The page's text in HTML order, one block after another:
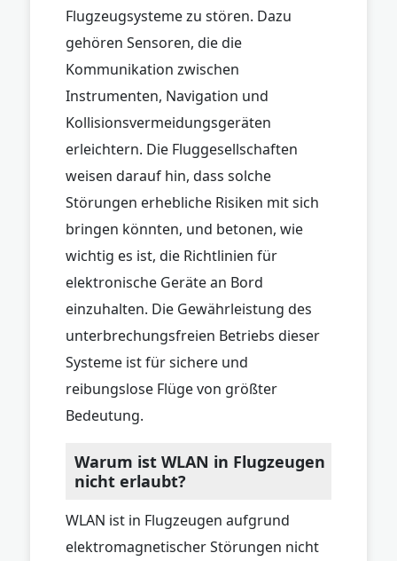
Flugzeugsysteme zu stören. Dazu
gehören Sensoren, die die
Kommunikation zwischen
Instrumenten, Navigation und
Kollisionsvermeidungsgeräten
erleichtern. Die Fluggesellschaften
weisen darauf hin, dass solche
Störungen erhebliche Risiken mit sich
bringen könnten, und betonen, wie
wichtig es ist, die Richtlinien für
elektronische Geräte an Bord
einzuhalten. Die Gewährleistung des
unterbrechungsfreien Betriebs dieser
Systeme ist für sichere und
reibungslose Flüge von größter
Bedeutung.
Warum ist WLAN in Flugzeugen
nicht erlaubt?
WLAN ist in Flugzeugen aufgrund
elektromagnetischer Störungen nicht